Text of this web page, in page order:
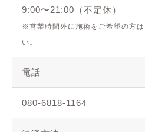
9:00〜21:00（不定休）
※営業時間外に施術をご希望の方
い。
電話
080-6818-1164